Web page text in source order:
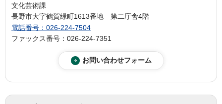
文化芸術課
長野市大字鶴賀緑町1613番地 第二庁舎4階
電話番号：026-224-7504
ファックス番号：026-224-7351